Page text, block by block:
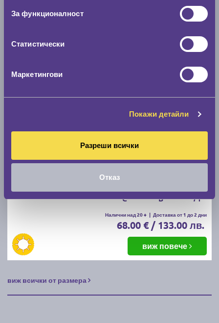
За функционалност
Статистически
Маркетингови
Покажи детайли
Разреши всички
Отказ
71
61.67 € / 120.62 лв.
C B 71
Налични над 20 + | Доставка от 1 до 2 дни
68.00 € / 133.00 лв.
виж повече
виж всички от размера